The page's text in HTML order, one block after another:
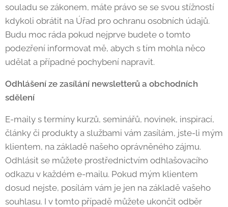
souladu se zákonem, máte právo se se svou stížností
kdykoli obrátit na Úřad pro ochranu osobních údajů.
Budu moc ráda pokud nejprve budete o tomto
podezření informovat mě, abych s tím mohla něco
udělat a případné pochybení napravit.
Odhlášení ze zasílání newsletterů a obchodních
sdělení
E-maily s termíny kurzů, seminářů, novinek, inspirací,
články či produkty a službami vám zasílám, jste-li mým
klientem, na základě našeho oprávněného zájmu.
Odhlásit se můžete prostřednictvím odhlašovacího
odkazu v každém e-mailu. Pokud mým klientem
dosud nejste, posílám vám je jen na základě vašeho
souhlasu. I v tomto případě můžete ukončit odběr